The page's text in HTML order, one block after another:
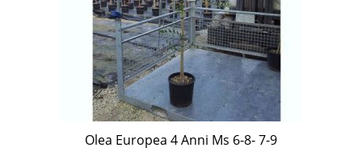
Olea Europea 4 Anni Ms 6-8- 7-9